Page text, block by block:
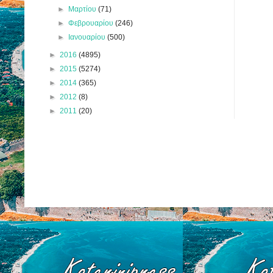
► Μαρτίου(71)
►Φεβρουαρίου(246)
► Ιανουαρίου(500)
► 2016 (4895)
► 2015 (5274)
► 2014 (365)
► 2012 (8)
► 2011 (20)